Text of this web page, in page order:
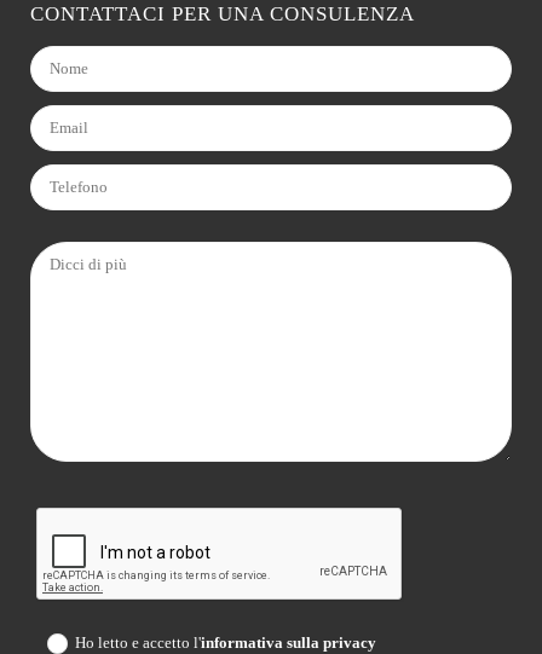
CONTATTACI PER UNA CONSULENZA
Ho letto e accetto l'informativa sulla privacy